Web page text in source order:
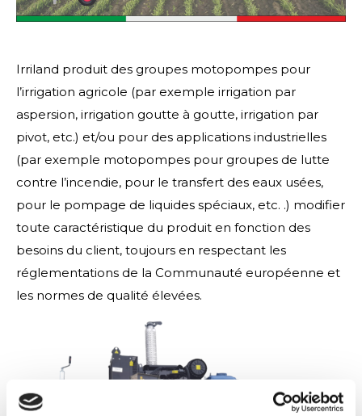
Irriland produit des groupes motopompes pour
l’irrigation agricole (par exemple irrigation par
aspersion, irrigation goutte à goutte, irrigation par
pivot, etc.) et/ou pour des applications industrielles
(par exemple motopompes pour groupes de lutte
contre l’incendie, pour le transfert des eaux usées,
pour le pompage de liquides spéciaux, etc. .) modifier
toute caractéristique du produit en fonction des
besoins du client, toujours en respectant les
réglementations de la Communauté européenne et
les normes de qualité élevées.